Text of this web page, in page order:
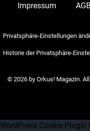
Impressum AGB
Privatsphäre-Einstellungen
Historie der Privatsphäre-
© 2026 by Orkus! Magazin.
WordPress Cookie Plugin